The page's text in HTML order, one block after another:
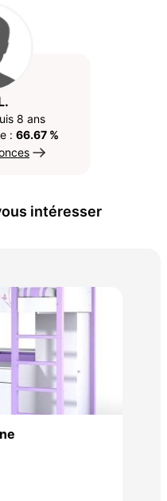
8 ans
: 66.67 %
intéresser